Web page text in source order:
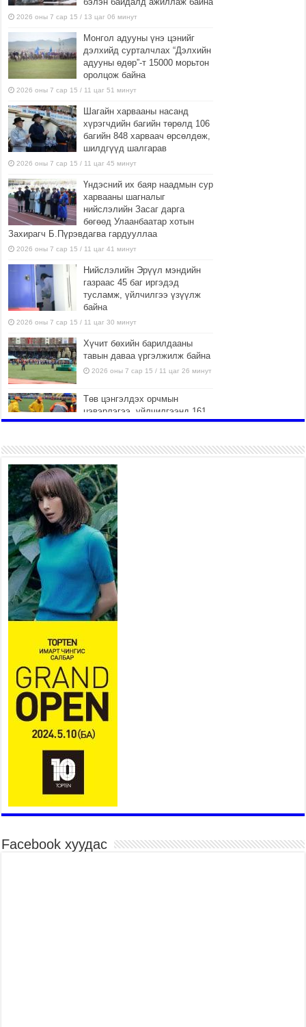
2026 оны 7 сар 15 / 13 цаг 06 минут
Монгол адууны үнэ цэнийг
дэлхийд сурталчлах “Дэлхийн
адууны өдөр”-т 15000 морьтон
оролцож байна
2026 оны 7 сар 15 / 11 цаг 51 минут
Шагайн харвааны насанд
хүрэгчдийн багийн төрөлд 106
багийн 848 харваач өрсөлдөж,
шилдгүүд шалгарав
2026 оны 7 сар 15 / 11 цаг 45 минут
Үндэсний их баяр наадмын сур
харвааны шагналыг
нийслэлийн Засаг дарга
бөгөөд Улаанбаатар хотын
Захирагч Б.Пүрэвдагва гардууллаа
2026 оны 7 сар 15 / 11 цаг 41 минут
Нийслэлийн Эрүүл мэндийн
газраас 45 баг иргэдэд
тусламж, үйлчилгээ үзүүлж
байна
2026 оны 7 сар 15 / 11 цаг 30 минут
Хүчит бөхийн барилдааны
тавын даваа үргэлжилж байна
2026 оны 7 сар 15 / 11 цаг 26 минут
Төв цэнгэлдэх орчмын
цэвэрлэгээ, үйлчилгээнд 161
ажилтан, 27 техниктэй
2026 оны 7 сар 15 / 11 цаг 22 минут
Наадмын амралтын өдрүүдэд
нийслэлийн эрүүл мэндийн
байгууллагууд дараах
хуваарийн дагуу ажиллана
2026 оны 7 сар 15 / 11 цаг 18 минут
Үндэсний их баяр наадам эхэллээ
2026 оны 7 сар 15 / 11 цаг 14 минут
Үер усны аюулаас сэргийлж, нийслэлийн Онцгой
байдлын газрын 162 алба хаагч үүрэг гүйцэтгэж
байна
2026 оны 7 сар 15 / 11 цаг 07 минут
Үндэсний их сурын харваанд 850 харваач цэц
мэргэнээ сорьж байна
2026 оны 7 сар 15 / 11 цаг 03 минут
Төв цэнгэлдэхийн эргэн тойронд
2026 оны 7 сар 15 / 10 цаг 58 минут
Үндэсний их баяр наадмын шагайн харваа
насанд хүрэгчдийн багийн харваагаар
үргэлжилж байна
2026 оны 7 сар 15 / 10 цаг 52 минут
Үндэсний их баяр наадмын хүчит бөхийн
барилдаан эхэллээ
2026 оны 7 сар 15 / 10 цаг 46 минут
Үндэсний хувцасны өдрийг тохиолдуулан
“Дээлтэй монгол наадам” боллоо
Facebook хуудас